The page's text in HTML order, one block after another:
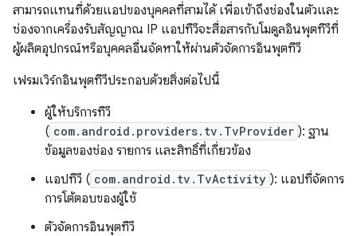
สามารถแทนที่ด้วยแอปของบุคคลที่สามได้ เพื่อเข้าถึงช่องในตัวและ
ช่องจากเครื่องรับสัญญาณ IP แอปทีวีจะสื่อสารกับโมดูลอินพุตทีวีที่
ผู้ผลิตอุปกรณ์หรือบุคคลอื่นจัดหาให้ผ่านตัวจัดการอินพุตทีวี
เฟรมเวิร์กอินพุตทีวีประกอบด้วยสิ่งต่อไปนี้
ผู้ให้บริการทีวี
( com.android.providers.tv.TvProvider ): ฐาน
ข้อมูลของช่อง รายการ และสิทธิ์ที่เกี่ยวข้อง
แอปทีวี ( com.android.tv.TvActivity ): แอปที่จัดการ
การโต้ตอบของผู้ใช้
ตัวจัดการอินพุตทีวี